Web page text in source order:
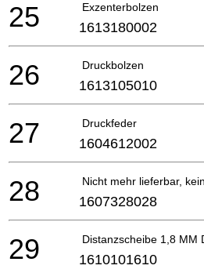
Exzenterbolzen
25 1613180002
Druckbolzen
26 1613105010
Druckfeder
27 1604612002
Nicht mehr lieferbar,
28 1607328028
Distanzscheibe 1,8 MM
29 1610101610